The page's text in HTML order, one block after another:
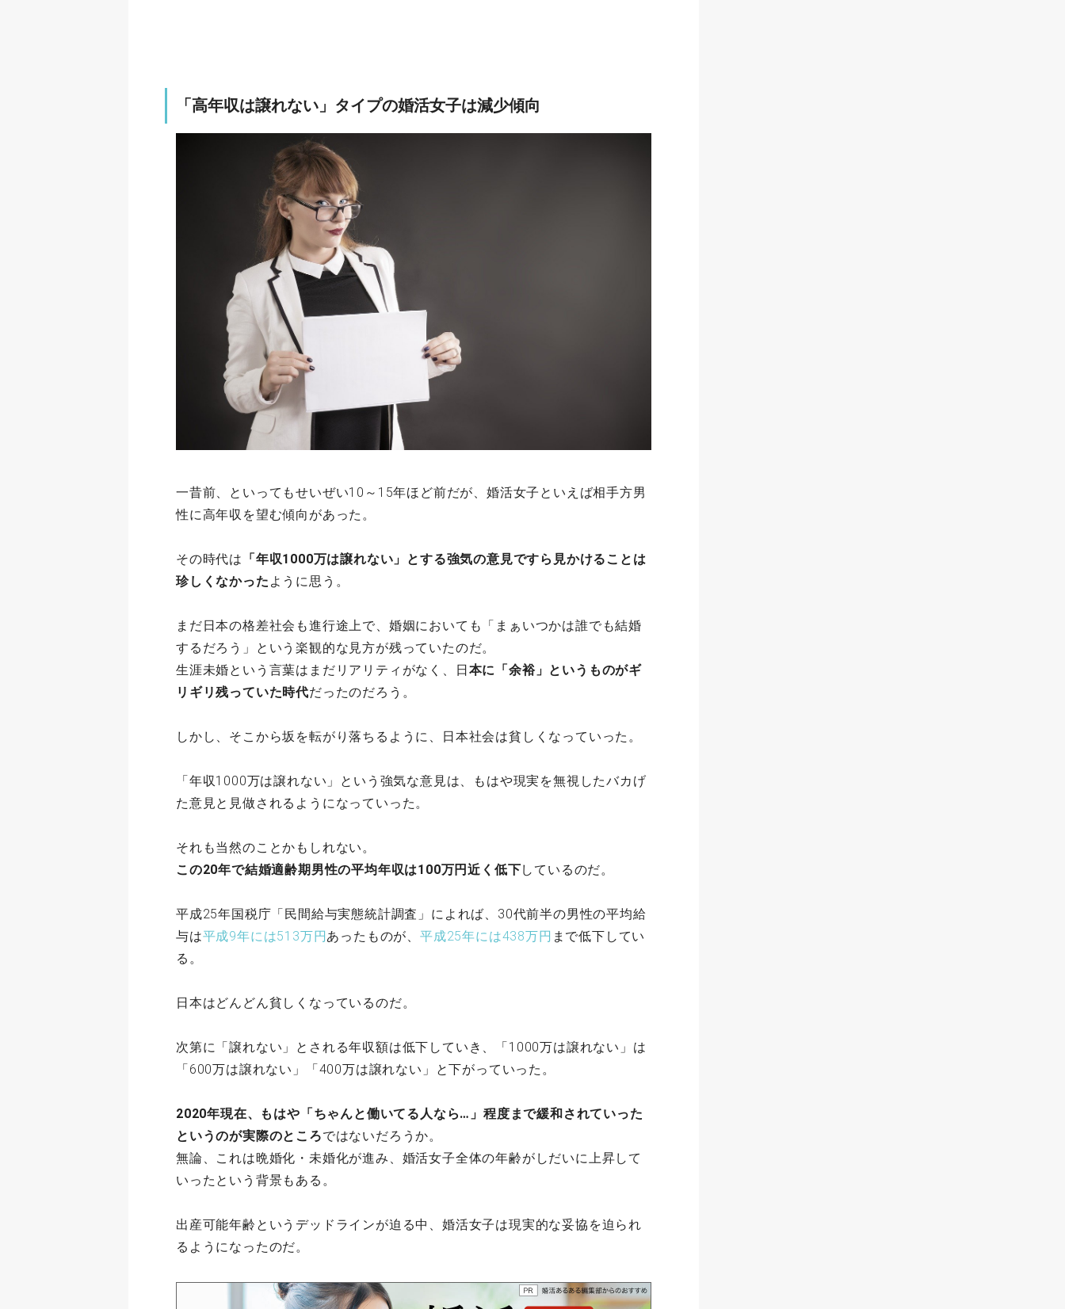
「高年収は譲れない」タイプの婚活女子は減少傾向
一昔前、といってもせいぜい10～15年ほど前だが、婚活女子といえば相手方男
性に高年収を望む傾向があった。
その時代は 「年収1000万は譲れない」とする強気の意見ですら見かけることは
珍しくなかった ように思う。
まだ日本の格差社会も進行途上で、婚姻においても「まぁいつかは誰でも結婚
するだろう」という楽観的な見方が残っていたのだ。
生涯未婚という言葉はまだリアリティがなく、日本に「余裕」というものがギ
リギリ残っていた時代だったのだろう。
しかし、そこから坂を転がり落ちるように、日本社会は貧しくなっていった。
「年収1000万は譲れない」という強気な意見は、もはや現実を無視したバカげ
た意見と見做されるようになっていった。
それも当然のことかもしれない。
この20年で結婚適齢期男性の平均年収は100万円近く低下しているのだ。
平成25年国税庁「民間給与実態統計調査」によれば、30代前半の男性の平均給
与は平成9年には513万円あったものが、平成25年には438万円 まで低下してい
る。
日本はどんどん貧しくなっているのだ。
次第に「譲れない」とされる年収額は低下していき、「1000万は譲れない」は
「600万は譲れない」「400万は譲れない」と下がっていった。
2020年現在、もはや「ちゃんと働いてる人なら…」程度まで緩和されていった
というのが実際のところではないだろうか。
無論、これは晩婚化・未婚化が進み、婚活女子全体の年齢がしだいに上昇して
いったという背景もある。
出産可能年齢というデッドラインが迫る中、婚活女子は現実的な妥協を迫られ
るようになったのだ。